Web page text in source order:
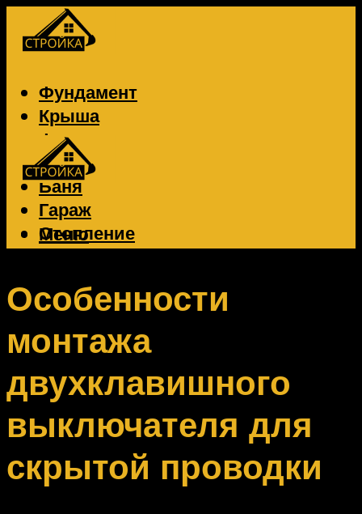
Фундамент
Крыша
Фасад
Забор
Баня
Гараж
Отопление
Вентиляция
Меню
Меню
Особенности
монтажа
двухклавишного
выключателя для
скрытой проводки